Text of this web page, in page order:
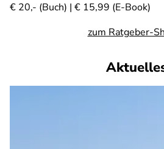
€ 20,- (Buch) | € 15,99 (E-Book)
zum Ratgeber-